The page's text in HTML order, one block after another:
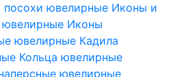
ювелирные Иконы и
ювелирные Иконы
ювелирные Кадила
Кольца ювелирные
ювелирные